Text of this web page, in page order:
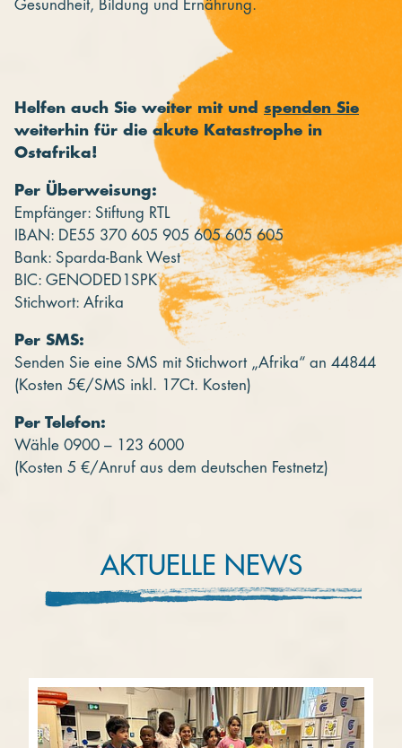
Gesundheit, Bildung und Ernährung.
Helfen auch Sie weiter mit und spenden Sie
weiterhin für die akute Katastrophe in
Ostafrika!
Per Überweisung:
Empfänger: Stiftung RTL
IBAN: DE55 370 605 905 605 605 605
Bank: Sparda-Bank West
BIC: GENODED1SPK
Stichwort: Afrika
Per SMS:
Senden Sie eine SMS mit Stichwort „Afrika“ an 44844
(Kosten 5€/SMS inkl. 17Ct. Kosten)
Per Telefon:
Wähle 0900 – 123 6000
(Kosten 5 €/Anruf aus dem deutschen Festnetz)
AKTUELLE NEWS